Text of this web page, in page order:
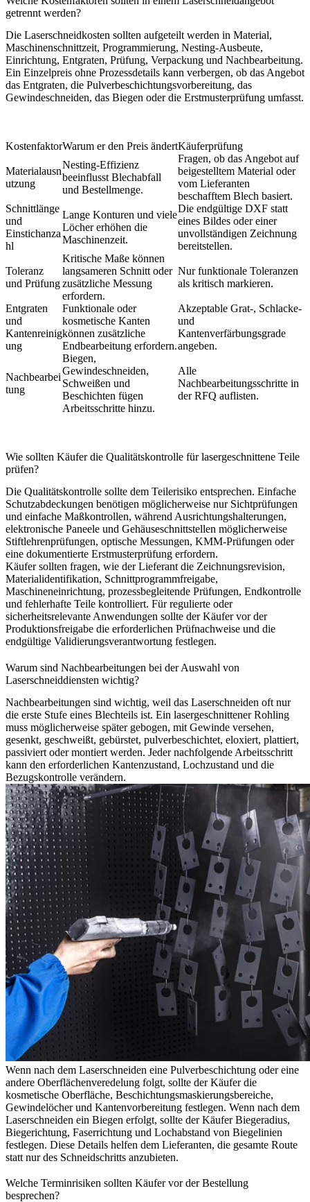
getrennt werden?
Die Laserschneidkosten sollten aufgeteilt werden in Material,
Maschinenschnittzeit, Programmierung, Nesting-Ausbeute,
Einrichtung, Entgraten, Prüfung, Verpackung und Nachbearbeitung.
Ein Einzelpreis ohne Prozessdetails kann verbergen, ob das Angebot
das Entgraten, die Pulverbeschichtungsvorbereitung, das
Gewindeschneiden, das Biegen oder die Erstmusterprüfung umfasst.
KostenfaktorWarum er den Preis ändertKäuferprüfung
Materialausn
utzung
Nesting-Effizienz
beeinflusst Blechabfall
und Bestellmenge.
Fragen, ob das Angebot auf
beigestelltem Material oder
vom Lieferanten
beschafftem Blech basiert.
Schnittlänge
und
Einstichanza
hl
Lange Konturen und viele
Löcher erhöhen die
Maschinenzeit.
Die endgültige DXF statt
eines Bildes oder einer
unvollständigen Zeichnung
bereitstellen.
Toleranz
und Prüfung
Kritische Maße können
langsameren Schnitt oder
zusätzliche Messung
erfordern.
Nur funktionale Toleranzen
als kritisch markieren.
Entgraten
und
Kantenreinig
ung
Funktionale oder
kosmetische Kanten
können zusätzliche
Endbearbeitung erfordern.
Akzeptable Grat-, Schlacke-
und
Kantenverfärbungsgrade
angeben.
Nachbearbei
tung
Biegen,
Gewindeschneiden,
Schweißen und
Beschichten fügen
Arbeitsschritte hinzu.
Alle
Nachbearbeitungsschritte in
der RFQ auflisten.
Wie sollten Käufer die Qualitätskontrolle für lasergeschnittene Teile
prüfen?
Die Qualitätskontrolle sollte dem Teilerisiko entsprechen. Einfache
Schutzabdeckungen benötigen möglicherweise nur Sichtprüfungen
und einfache Maßkontrollen, während Ausrichtungshalterungen,
elektronische Paneele und Gehäuseschnittstellen möglicherweise
Stiftlehrenprüfungen, optische Messungen, KMM-Prüfungen oder
eine dokumentierte Erstmusterprüfung erfordern.
Käufer sollten fragen, wie der Lieferant die Zeichnungsrevision,
Materialidentifikation, Schnittprogrammfreigabe,
Maschineneinrichtung, prozessbegleitende Prüfungen, Endkontrolle
und fehlerhafte Teile kontrolliert. Für regulierte oder
sicherheitsrelevante Anwendungen sollte der Käufer vor der
Produktionsfreigabe die erforderlichen Prüfnachweise und die
endgültige Validierungsverantwortung festlegen.
Warum sind Nachbearbeitungen bei der Auswahl von
Laserschneiddiensten wichtig?
Nachbearbeitungen sind wichtig, weil das Laserschneiden oft nur
die erste Stufe eines Blechteils ist. Ein lasergeschnittener Rohling
muss möglicherweise später gebogen, mit Gewinde versehen,
gesenkt, geschweißt, gebürstet, pulverbeschichtet, eloxiert, plattiert,
passiviert oder montiert werden. Jeder nachfolgende Arbeitsschritt
kann den erforderlichen Kantenzustand, Lochzustand und die
Bezugskontrolle verändern.
Wenn nach dem Laserschneiden eine Pulverbeschichtung oder eine
andere Oberflächenveredelung folgt, sollte der Käufer die
kosmetische Oberfläche, Beschichtungsmaskierungsbereiche,
Gewindelöcher und Kantenvorbereitung festlegen. Wenn nach dem
Laserschneiden ein Biegen erfolgt, sollte der Käufer Biegeradius,
Biegerichtung, Faserrichtung und Lochabstand von Biegelinien
festlegen. Diese Details helfen dem Lieferanten, die gesamte Route
statt nur des Schneidschritts anzubieten.
Welche Terminrisiken sollten Käufer vor der Bestellung
besprechen?